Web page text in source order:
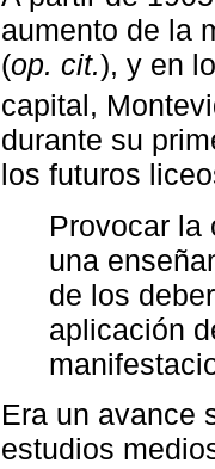
aumento de la
(op. cit.), y en
capital,
durante su
los futuros
Provocar la
una
de los
aplicación
Era un avance
estudios